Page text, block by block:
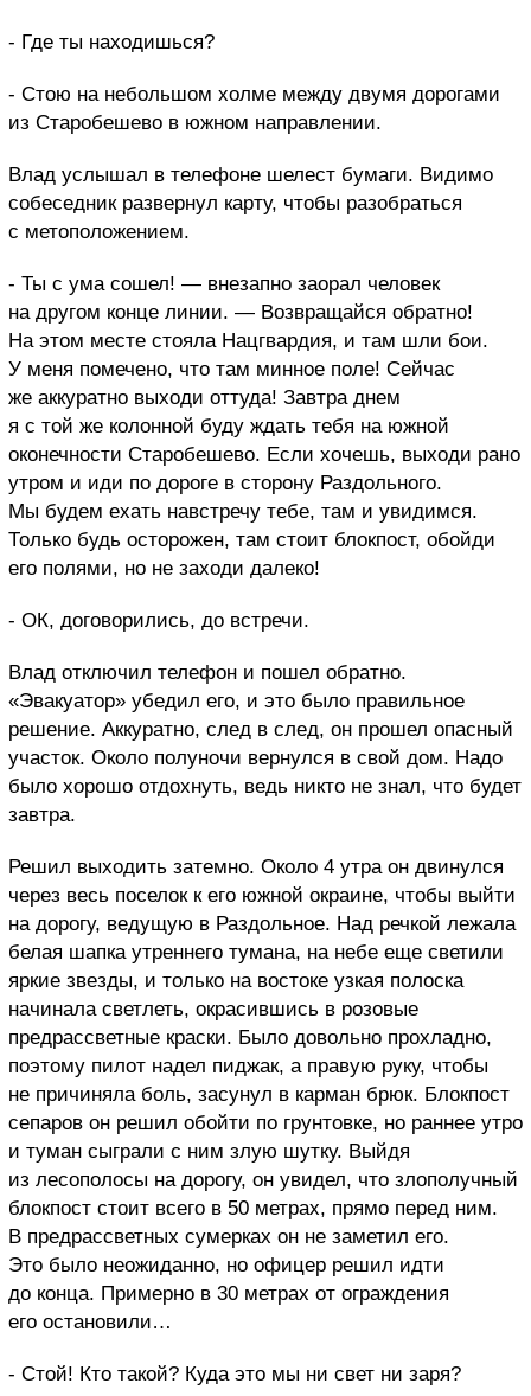
- Где ты находишься?
- Стою на небольшом холме между двумя дорогами
из Старобешево в южном направлении.
Влад услышал в телефоне шелест бумаги. Видимо
собеседник развернул карту, чтобы разобраться
с метоположением.
- Ты с ума сошел! — внезапно заорал человек
на другом конце линии. — Возвращайся обратно!
На этом месте стояла Нацгвардия, и там шли бои.
У меня помечено, что там минное поле! Сейчас
же аккуратно выходи оттуда! Завтра днем
я с той же колонной буду ждать тебя на южной
оконечности Старобешево. Если хочешь, выходи рано
утром и иди по дороге в сторону Раздольного.
Мы будем ехать навстречу тебе, там и увидимся.
Только будь осторожен, там стоит блокпост, обойди
его полями, но не заходи далеко!
- ОК, договорились, до встречи.
Влад отключил телефон и пошел обратно.
«Эвакуатор» убедил его, и это было правильное
решение. Аккуратно, след в след, он прошел опасный
участок. Около полуночи вернулся в свой дом. Надо
было хорошо отдохнуть, ведь никто не знал, что будет
завтра.
Решил выходить затемно. Около 4 утра он двинулся
через весь поселок к его южной окраине, чтобы выйти
на дорогу, ведущую в Раздольное. Над речкой лежала
белая шапка утреннего тумана, на небе еще светили
яркие звезды, и только на востоке узкая полоска
начинала светлеть, окрасившись в розовые
предрассветные краски. Было довольно прохладно,
поэтому пилот надел пиджак, а правую руку, чтобы
не причиняла боль, засунул в карман брюк. Блокпост
сепаров он решил обойти по грунтовке, но раннее утро
и туман сыграли с ним злую шутку. Выйдя
из лесополосы на дорогу, он увидел, что злополучный
блокпост стоит всего в 50 метрах, прямо перед ним.
В предрассветных сумерках он не заметил его.
Это было неожиданно, но офицер решил идти
до конца. Примерно в 30 метрах от ограждения
его остановили…
- Стой! Кто такой? Куда это мы ни свет ни заря?